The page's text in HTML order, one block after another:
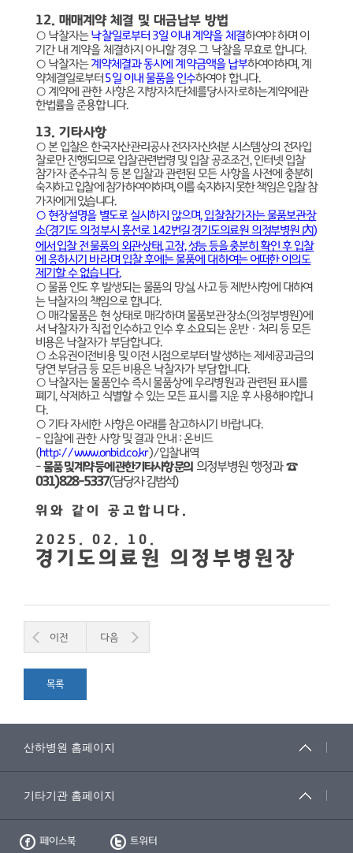
12. 매매계약 체결 및 대금납부 방법
○ 낙찰자는낙찰일로부터 3일 이내 계약을 체결하여야 하며 이
기간 내 계약을 체결하지 아니할 경우 그 낙찰을 무효로 합니다.
○ 낙찰자는계약체결과 동시에 계약금액을 납부하여야하며, 계
약체결일로부터 5일 이내 물품을 인수하여야 합니다.
○ 계약에 관한 사항은 지방자치단체를당사자로하는계약에관
한법률을 준용합니다.
13. 기타사항
○본 입찰은 한국자산관리공사 전자자산처분 시스템상의 전자입
찰로만 진행되므로 입찰관련법령 및 입찰 공조조건, 인터넷 입찰
참가자 준수규칙 등 본 입찰과 관련된 모든 사항을 사전에충분히
숙지하고 입찰에 참가하여야하며,이를 숙지하지 못한 책임은 입찰 참
가자에게 있습니다.
○현장설명을 별도로 실시하지 않으며,입찰참가자는 물품보관장
소(경기도 의정부시 흥선로142번길 경기도의료원 의정부병원 內)
에서 입찰 전 물품의 외관상태,고장,성능 등을 충분히 확인 후 입찰
에 응하시기 바라며 입찰 후에는 물품에 대하여는 어떠한 이의도
제기할 수 없습니다.
○물품 인도 후 발생되는 물품의 망실,사고 등 제반사항에 대하여
는 낙찰자의 책임으로 합니다.
○ 매각물품은 현 상태로 매각하며 물품보관장소(의정부병원)에
서 낙찰자가 직접 인수하고 인수 후 소요되는 운반ㆍ 처리 등 모든
비용은 낙찰자가 부담합니다.
○소유권이전비용 및 이전 시점으로부터 발생하는 제세공과금의
당연 부담금 등 모든 비용은 낙찰자가 부담합니다.
○ 낙찰자는 물품인수 즉시 물품상에 우리병원과 관련된 표시를
폐기 , 삭제하고 식별할 수 있는 모든 표시를 지운 후 사용해야합니
다.
○ 기타 자세한 사항은 아래를 참고하시기 바랍니다.
- 입찰에 관한 사항 및 결과 안내 :온비드
(http://www.onbid.co.kr)/입찰내역
-물품 및 계약 등에 관한 기타사항 문의 의정부병원 행정과 ☎
031)828-5337(담당자 김범석)
위와 같이 공고합니다 .
2025. 02. 10.
경기도의료원 의정부병원장
이전 다음
목록
페이스북 트위터